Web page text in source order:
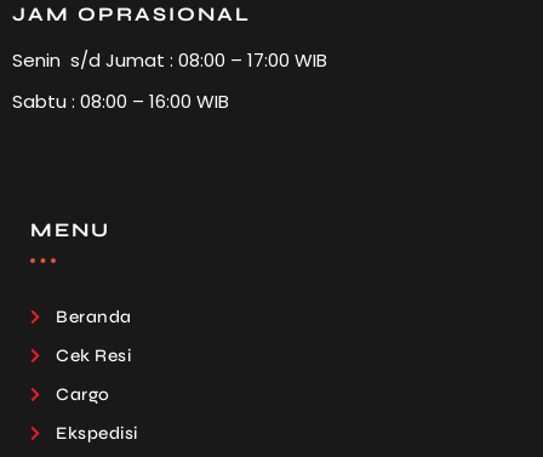
JAM OPRASIONAL
Senin s/d Jumat : 08:00 – 17:00 WIB
Sabtu : 08:00 – 16:00 WIB
MENU
Beranda
Cek Resi
Cargo
Ekspedisi